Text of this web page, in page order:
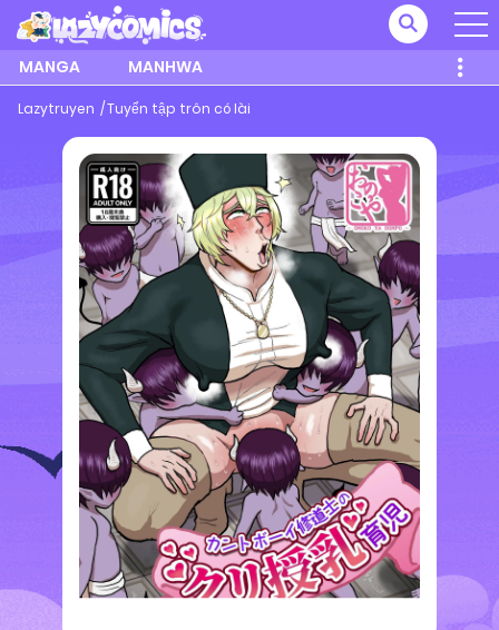
MANGA MANHWA
Lazytruyen Tuyển tập trôn có lài